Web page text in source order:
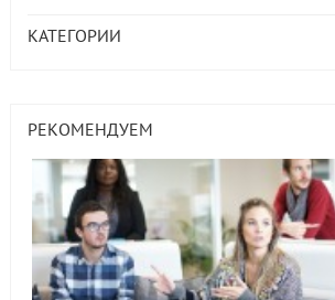
КАТЕГОРИИ
РЕКОМЕНДУЕМ